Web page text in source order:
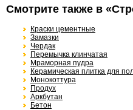
Смотрите также в
Краски цементные
Замазки
Чердак
Перемычка клинчатая
Мраморная пудра
Керамическая плитка для
Монокоттура
Продух
Аркбутан
Бетон